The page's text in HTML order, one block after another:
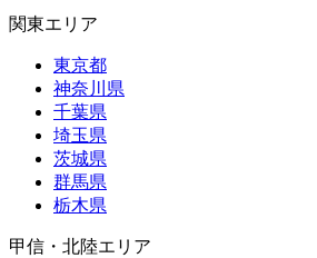
関東エリア
東京都
神奈川県
千葉県
埼玉県
茨城県
群馬県
栃木県
甲信・北陸エリア